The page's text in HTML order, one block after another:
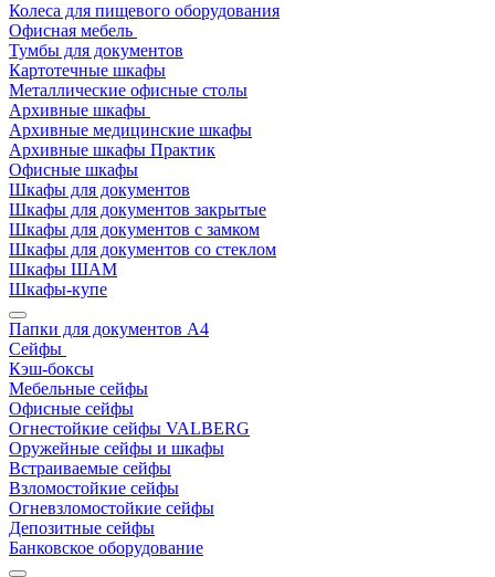
Колеса для пищевого оборудования
Офисная мебель
Тумбы для документов
Картотечные шкафы
Металлические офисные столы
Архивные шкафы
Архивные медицинские шкафы
Архивные шкафы Практик
Офисные шкафы
Шкафы для документов
Шкафы для документов закрытые
Шкафы для документов с замком
Шкафы для документов со стеклом
Шкафы ШАМ
Шкафы-купе
Папки для документов A4
Сейфы
Кэш-боксы
Мебельные сейфы
Офисные сейфы
Огнестойкие сейфы VALBERG
Оружейные сейфы и шкафы
Встраиваемые сейфы
Взломостойкие сейфы
Огневзломостойкие сейфы
Депозитные сейфы
Банковское оборудование